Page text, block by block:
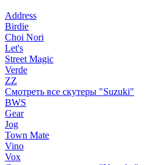
Address
Birdie
Choi Nori
Let's
Street Magic
Verde
ZZ
Смотреть все скутеры "Suzuki"
BWS
Gear
Jog
Town Mate
Vino
Vox